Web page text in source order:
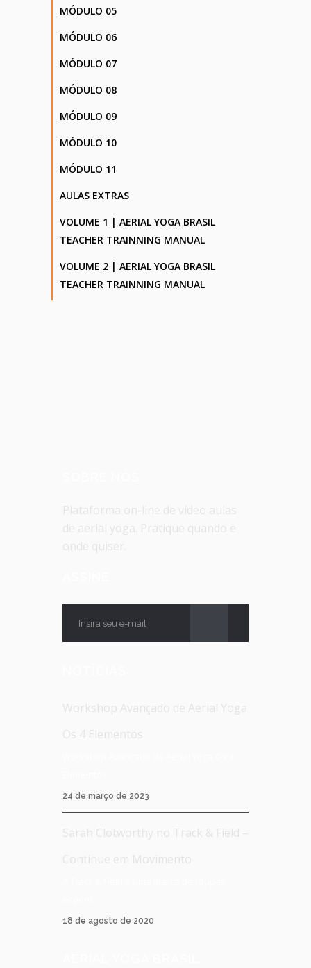
MÓDULO 05
MÓDULO 06
MÓDULO 07
MÓDULO 08
MÓDULO 09
MÓDULO 10
MÓDULO 11
AULAS EXTRAS
VOLUME 1 | AERIAL YOGA BRASIL
TEACHER TRAINNING MANUAL
VOLUME 2 | AERIAL YOGA BRASIL
TEACHER TRAINNING MANUAL
24 de março de 2023
18 de agosto de 2020